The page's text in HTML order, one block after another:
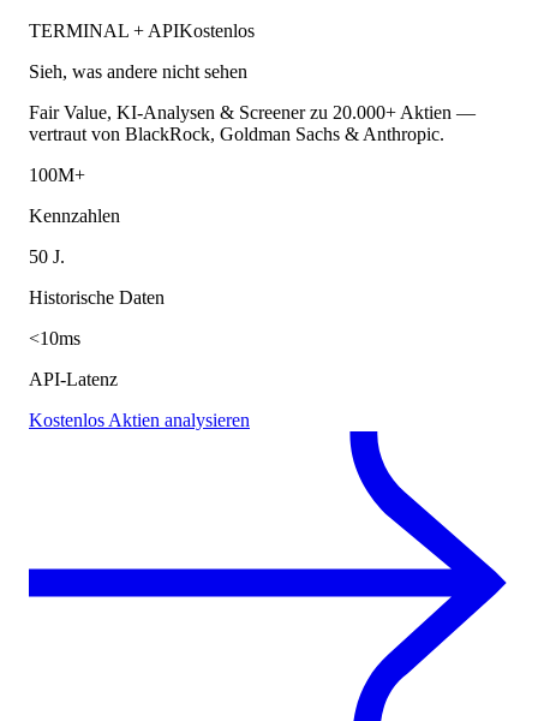
TERMINAL + APIKostenlos
Sieh, was andere nicht sehen
Fair Value, KI-Analysen & Screener zu 20.000+ Aktien —
vertraut von BlackRock, Goldman Sachs & Anthropic.
100M+
Kennzahlen
50 J.
Historische Daten
<10ms
API-Latenz
Kostenlos Aktien analysieren